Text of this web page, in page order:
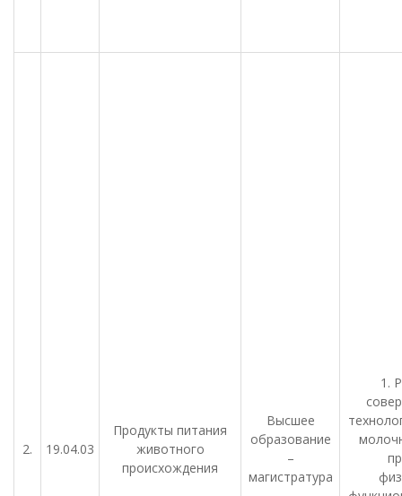
2. 19.04.03
Продукты питания
животного
происхождения
Высшее
образование
–
магистратура
1.